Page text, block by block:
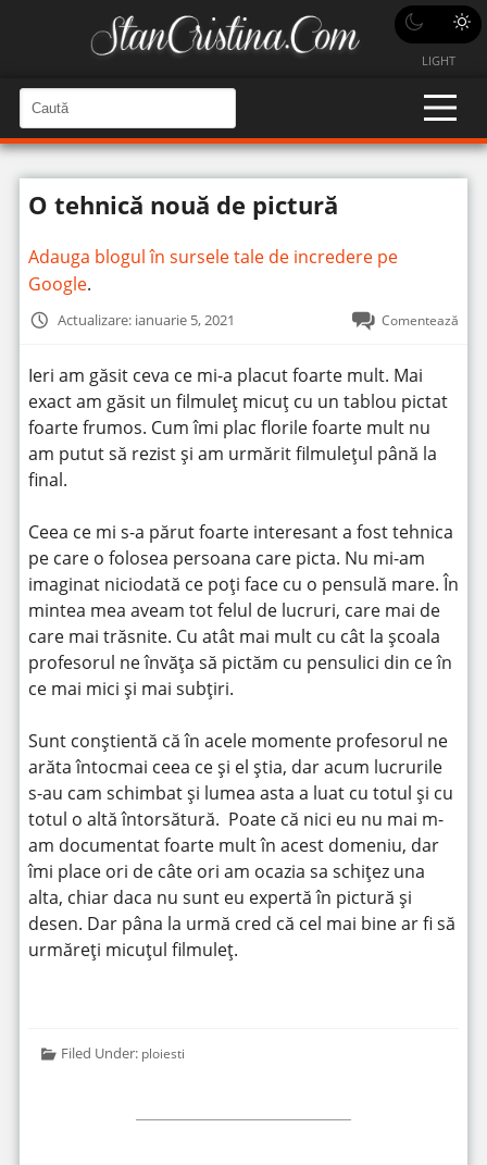
LIGHT
a
u
t
n
C
a
u
î
n
t
O tehnică nouă de pictură
Adauga blogul în sursele tale de incredere pe
Google.
Actualizare: ianuarie 5, 2021 Comentează
Ieri am găsit ceva ce mi-a placut foarte mult. Mai
exact am găsit un filmuleț micuț cu un tablou pictat
foarte frumos. Cum îmi plac florile foarte mult nu
am putut să rezist și am urmărit filmulețul până la
final.
Ceea ce mi s-a părut foarte interesant a fost tehnica
pe care o folosea persoana care picta. Nu mi-am
imaginat niciodată ce poți face cu o pensulă mare. În
mintea mea aveam tot felul de lucruri, care mai de
care mai trăsnite. Cu atât mai mult cu cât la școala
profesorul ne învăța să pictăm cu pensulici din ce în
ce mai mici și mai subțiri.
Sunt conștientă că în acele momente profesorul ne
arăta întocmai ceea ce și el știa, dar acum lucrurile
s-au cam schimbat și lumea asta a luat cu totul și cu
totul o altă întorsătură. Poate că nici eu nu mai m-
am documentat foarte mult în acest domeniu, dar
îmi place ori de câte ori am ocazia sa schițez una
alta, chiar daca nu sunt eu expertă în pictură și
desen. Dar pâna la urmă cred că cel mai bine ar fi să
urmăreți micuțul filmuleț.
Filed Under: ploiesti